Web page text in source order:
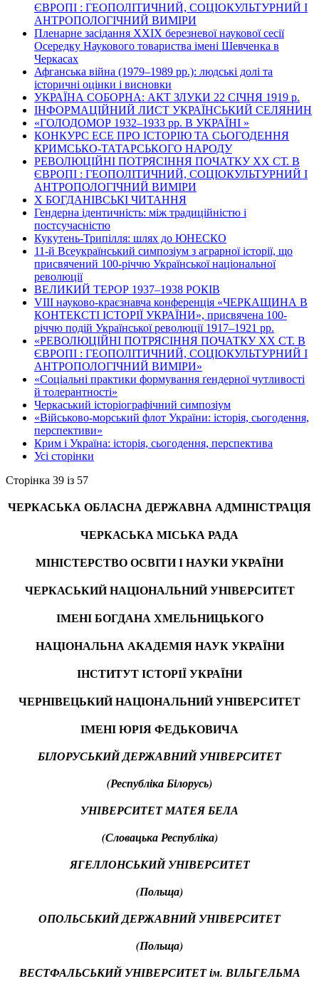
ЄВРОПІ : ГЕОПОЛІТИЧНИЙ, СОЦІОКУЛЬТУРНИЙ І
АНТРОПОЛОГІЧНИЙ ВИМІРИ
Пленарне засідання ХХІХ березневої наукової сесії
Осередку Наукового товариства імені Шевченка в
Черкасах
Афганська війна (1979–1989 рр.): людські долі та
історичні оцінки і висновки
УКРАЇНА СОБОРНА: АКТ ЗЛУКИ 22 СІЧНЯ 1919 р.
ІНФОРМАЦІЙНИЙ ЛИСТ УКРАЇНСЬКИЙ СЕЛЯНИН
«ГОЛОДОМОР 1932–1933 рр. В УКРАЇНІ »
КОНКУРС ЕСЕ ПРО ІСТОРІЮ ТА СЬОГОДЕННЯ
КРИМСЬКО-ТАТАРСЬКОГО НАРОДУ
РЕВОЛЮЦІЙНІ ПОТРЯСІННЯ ПОЧАТКУ ХХ СТ. В
ЄВРОПІ : ГЕОПОЛІТИЧНИЙ, СОЦІОКУЛЬТУРНИЙ І
АНТРОПОЛОГІЧНИЙ ВИМІРИ
Х БОГДАНІВСЬКІ ЧИТАННЯ
Гендерна ідентичність: між традиційністю і
постсучасністю
Кукутень-Трипілля: шлях до ЮНЕСКО
11-й Всеукраїнський симпозіум з аграрної історії, що
присвячений 100-річчю Української національної
революції
ВЕЛИКИЙ ТЕРОР 1937–1938 РОКІВ
VІІІ науково-краєзнавча конференція «ЧЕРКАЩИНА В
КОНТЕКСТІ ІСТОРІЇ УКРАЇНИ», присвячена 100-
річчю подій Української революції 1917–1921 рр.
«РЕВОЛЮЦІЙНІ ПОТРЯСІННЯ ПОЧАТКУ ХХ СТ. В
ЄВРОПІ : ГЕОПОЛІТИЧНИЙ, СОЦІОКУЛЬТУРНИЙ І
АНТРОПОЛОГІЧНИЙ ВИМІРИ»
«Соціальні практики формування ґендерної чутливості
й толерантності»
Черкаський історіографічний симпозіум
«Військово-морський флот України: історія, сьогодення,
перспективи»
Крим і Україна: історія, сьогодення, перспектива
Усі сторінки
Сторінка 39 із 57
ЧЕРКАСЬКА ОБЛАСНА ДЕРЖАВНА АДМІНІСТРАЦІЯ
ЧЕРКАСЬКА МІСЬКА РАДА
МІНІСТЕРСТВО ОСВІТИ І НАУКИ УКРАЇНИ
ЧЕРКАСЬКИЙ НАЦІОНАЛЬНИЙ УНІВЕРСИТЕТ
ІМЕНІ БОГДАНА ХМЕЛЬНИЦЬКОГО
НАЦІОНАЛЬНА АКАДЕМІЯ НАУК УКРАЇНИ
ІНСТИТУТ ІСТОРІЇ УКРАЇНИ
ЧЕРНІВЕЦЬКИЙ НАЦІОНАЛЬНИЙ УНІВЕРСИТЕТ
ІМЕНІ ЮРІЯ ФЕДЬКОВИЧА
БІЛОРУСЬКИЙ ДЕРЖАВНИЙ УНІВЕРСИТЕТ
(Республіка Білорусь)
УНІВЕРСИТЕТ МАТЕЯ БЕЛА
(Словацька Республіка)
ЯГЕЛЛОНСЬКИЙ УНІВЕРСИТЕТ
(Польща)
ОПОЛЬСЬКИЙ ДЕРЖАВНИЙ УНІВЕРСИТЕТ
(Польща)
ВЕСТФАЛЬСЬКИЙ УНІВЕРСИТЕТ ім. ВІЛЬГЕЛЬМА